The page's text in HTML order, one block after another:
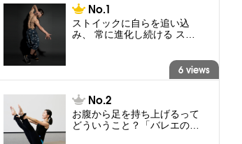
ストイックに自らを追い込
み、 常に進化し続ける ス…
6 views
お腹から足を持ち上げるって
どういうこと？「バレエの…